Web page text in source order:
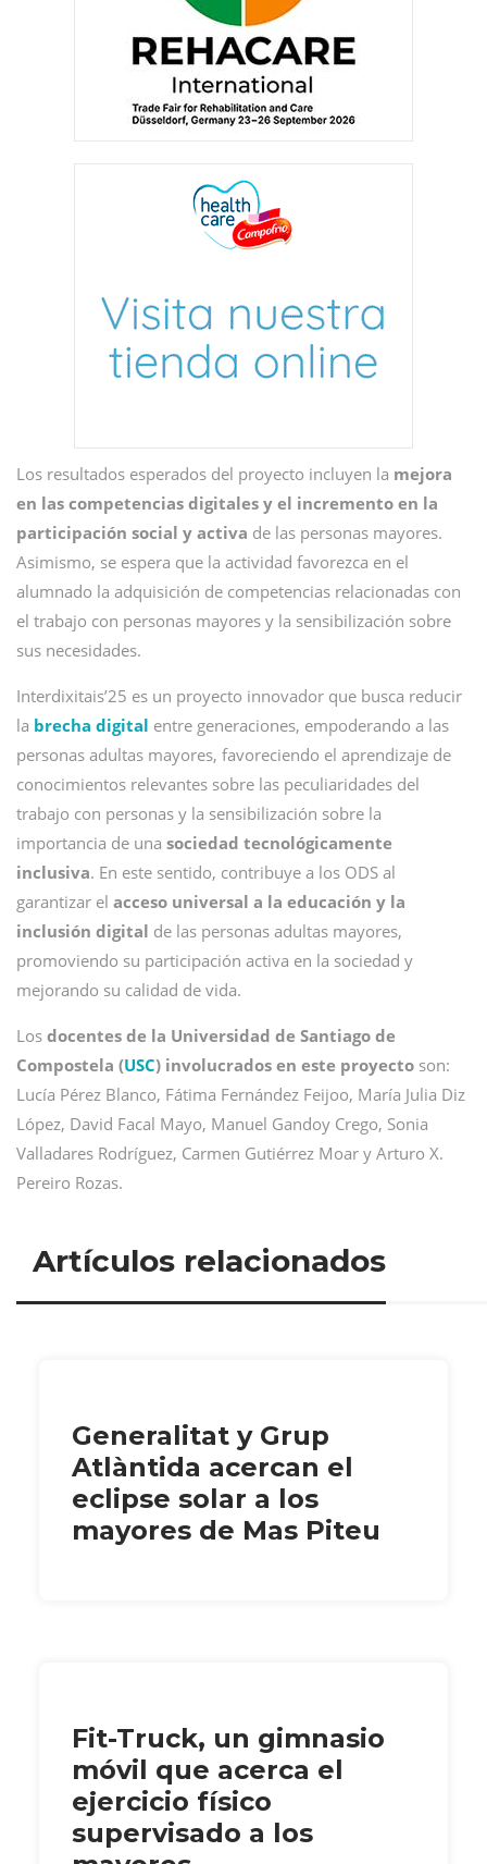
Los resultados esperados del proyecto incluyen la mejora
en las competencias digitales y el incremento en la
participación social y activa de las personas mayores.
Asimismo, se espera que la actividad favorezca en el
alumnado la adquisición de competencias relacionadas con
el trabajo con personas mayores y la sensibilización sobre
sus necesidades.
Interdixitais’25 es un proyecto innovador que busca reducir
la brecha digital entre generaciones, empoderando a las
personas adultas mayores, favoreciendo el aprendizaje de
conocimientos relevantes sobre las peculiaridades del
trabajo con personas y la sensibilización sobre la
importancia de una sociedad tecnológicamente
inclusiva. En este sentido, contribuye a los ODS al
garantizar el acceso universal a la educación y la
inclusión digital de las personas adultas mayores,
promoviendo su participación activa en la sociedad y
mejorando su calidad de vida.
Los docentes de la Universidad de Santiago de
Compostela (USC) involucrados en este proyecto son:
Lucía Pérez Blanco, Fátima Fernández Feijoo, María Julia Diz
López, David Facal Mayo, Manuel Gandoy Crego, Sonia
Valladares Rodríguez, Carmen Gutiérrez Moar y Arturo X.
Pereiro Rozas.
Artículos relacionados
Generalitat y Grup
Atlàntida acercan el
eclipse solar a los
mayores de Mas Piteu
Fit-Truck, un gimnasio
móvil que acerca el
ejercicio físico
supervisado a los